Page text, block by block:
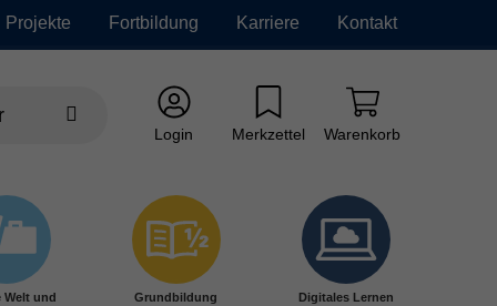
Projekte Fortbildung Karriere Kontakt
Login Merkzettel Warenkorb
Welt und
Grundbildung Digitales Lernen